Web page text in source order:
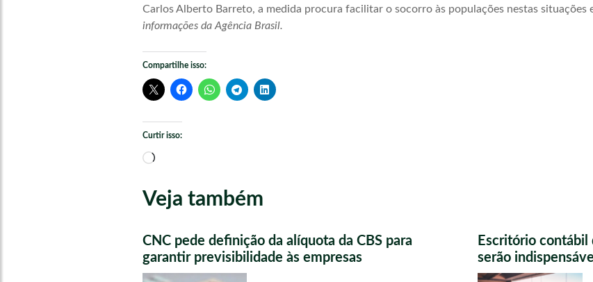
Carlos Alberto Barreto, a medida procura facilitar o socorro às populações nestas situações
informações da Agência Brasil.
Compartilhe isso:
Curtir isso:
Carregando...
Veja também
CNC pede definição da alíquota da CBS para
garantir previsibilidade às empresas
Escritório
serão